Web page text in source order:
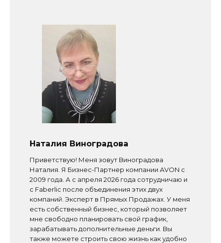
Наталия Виноградова
Приветствую! Меня зовут Виноградова
Наталия. Я Бизнес-Партнер компании AVON с
2009 года. А с апреля 2026 года сотрудничаю и
с Faberlic после объединения этих двух
компаний. Эксперт в Прямых Продажах. У меня
есть собственный бизнес, который позволяет
мне свободно планировать свой график,
зарабатывать дополнительные деньги. Вы
также можете строить свою жизнь как удобно